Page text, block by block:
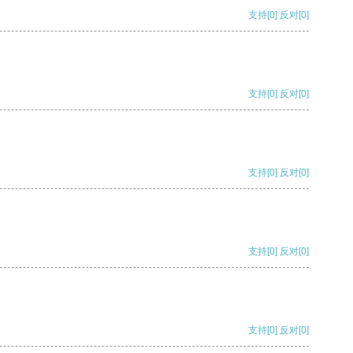
支持[0] 反对[0]
支持[0] 反对[0]
支持[0] 反对[0]
支持[0] 反对[0]
支持[0] 反对[0]